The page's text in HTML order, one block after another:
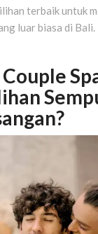
terbaik untuk
luar biasa di Bali.